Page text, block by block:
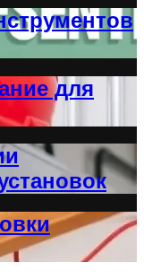
для